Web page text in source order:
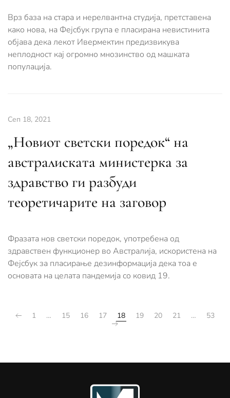
Врз база на стара и нерелвантна студија, претставена
како нова, на Фејсбук група е пласирана невистинита
објава дека лекот Ивермектин предизвикува
неплодност кај огромно мнозинство од машката
популација.
Сеп 18, 2021
„Новиот светски поредок“ на
австралиската министерка за
здравство ги разбуди
теоретичарите на заговор
Фразата нов светски поредок, употребена од
здравствен функционер во Австралија, искористена на
Фејсбук за пласирање дезинформација дека тоа е
основата на целата пандемија со ковид 19.
1 … 15 16 17 18 19 20 21 … 53